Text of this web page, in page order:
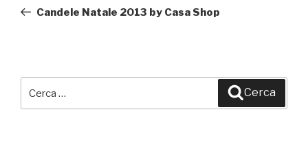
precedente:
Candele Natale 2013 by Casa Shop
Cerca